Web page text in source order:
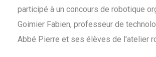
participé à un concours de robotique
Goimier Fabien, professeur de
Abbé Pierre et ses élèves de l'atelier